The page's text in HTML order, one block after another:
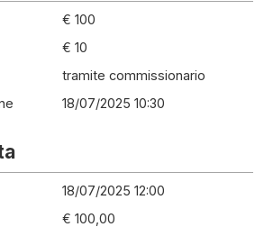
€ 100
€ 10
tramite commissionario
18/07/2025 10:30
18/07/2025 12:00
€ 100,00